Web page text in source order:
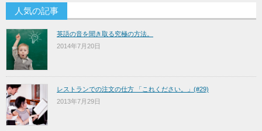
人気の記事
英語の音を聞き取る究極の方法。
2014年7月20日
レストランでの注文の仕方 「これください。」(#29)
2013年7月29日